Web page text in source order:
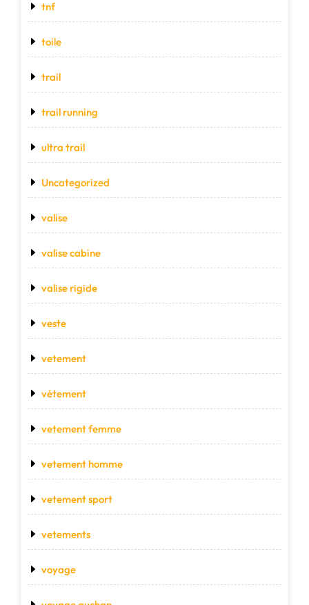
tnf
toile
trail
trail running
ultra trail
Uncategorized
valise
valise cabine
valise rigide
veste
vetement
vétement
vetement femme
vetement homme
vetement sport
vetements
voyage